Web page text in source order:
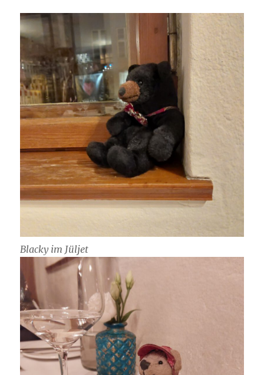
Blacky im Jüljet